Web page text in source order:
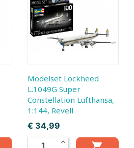
Modelset Lockheed
L.1049G Super
Constellation Lufthansa,
1:144, Revell
Prijs
€ 34,99
expand_less